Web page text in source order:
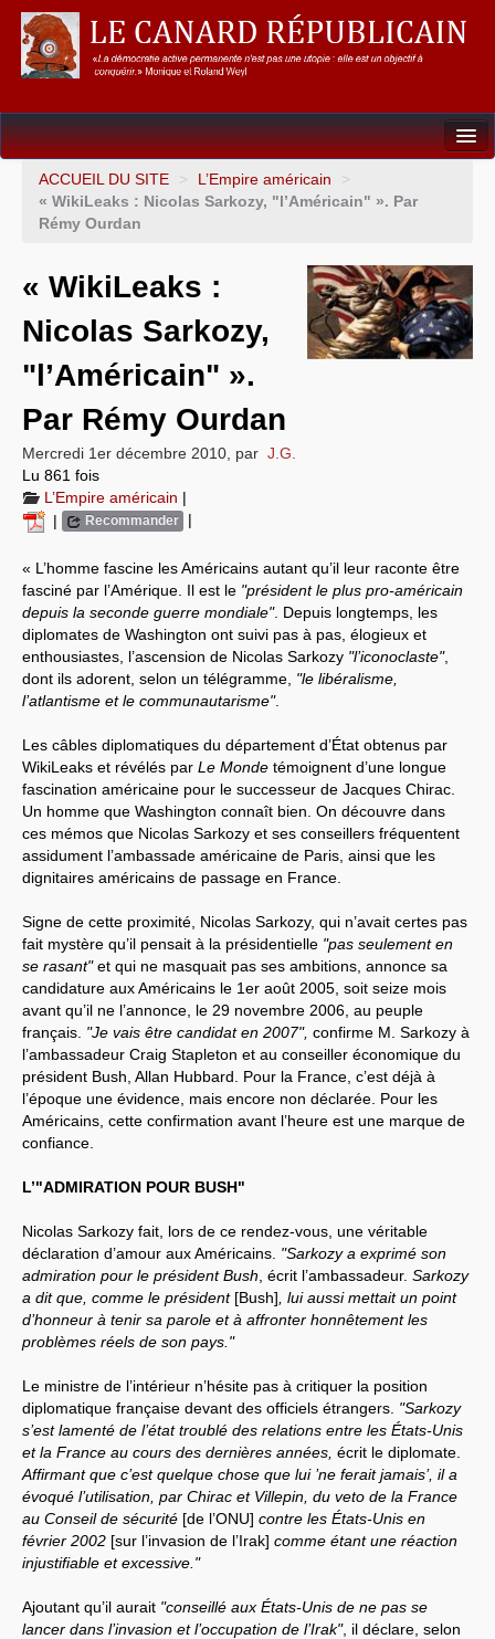
Dossiers
L’Union européenne
Gouvernance mondiale & mondialisation
L’Empire américain
Systèmes & société sous contrôle
Nouvelles de l’antirépublique
Crises "Covid-19 & H1N1"
Guerre en Ukraine
ACCUEIL DU SITE > L’Empire américain
>
« WikiLeaks : Nicolas Sarkozy, "l’Américain" ». Par
Rémy Ourdan
« WikiLeaks :
Nicolas Sarkozy,
"l’Américain" ».
Par Rémy Ourdan
Mercredi 1er décembre 2010 par J.G.
Lu 861 fois
L’Empire américain |
|
Recommander |
« L’homme fascine les Américains autant qu’il leur raconte être
fasciné par l’Amérique. Il est le "président le plus pro-américain
depuis la seconde guerre mondiale". Depuis longtemps, les
diplomates de Washington ont suivi pas à pas, élogieux et
enthousiastes, l’ascension de Nicolas Sarkozy "l’iconoclaste",
dont ils adorent, selon un télégramme, "le libéralisme,
l’atlantisme et le communautarisme".
Les câbles diplomatiques du département d’État obtenus par
WikiLeaks et révélés par Le Monde témoignent d’une longue
fascination américaine pour le successeur de Jacques Chirac.
Un homme que Washington connaît bien. On découvre dans
ces mémos que Nicolas Sarkozy et ses conseillers fréquentent
assidument l’ambassade américaine de Paris, ainsi que les
dignitaires américains de passage en France.
Signe de cette proximité, Nicolas Sarkozy, qui n’avait certes pas
fait mystère qu’il pensait à la présidentielle "pas seulement en
se rasant"et qui ne masquait pas ses ambitions, annonce sa
candidature aux Américains le 1er août 2005, soit seize mois
avant qu’il ne l’annonce, le 29 novembre 2006, au peuple
français. "Je vais être candidat en 2007", confirme M. Sarkozy à
l’ambassadeur Craig Stapleton et au conseiller économique du
président Bush, Allan Hubbard. Pour la France, c’est déjà à
l’époque une évidence, mais encore non déclarée. Pour les
Américains, cette confirmation avant l’heure est une marque de
confiance.
L’"ADMIRATION POUR BUSH"
Nicolas Sarkozy fait, lors de ce rendez-vous, une véritable
déclaration d’amour aux Américains. "Sarkozy a exprimé son
admiration pour le président Bush , écrit l’ambassadeur. Sarkozy
a dit que, comme le président[Bush] , lui aussi mettait un point
d’honneur à tenir sa parole et à affronter honnêtement les
problèmes réels de son pays."
Le ministre de l’intérieur n’hésite pas à critiquer la position
diplomatique française devant des officiels étrangers. "Sarkozy
s’est lamenté de l’état troublé des relations entre les États-Unis
et la France au cours des dernières années, écrit le diplomate.
Affirmant que c’est quelque chose que lui ’ne ferait jamais’, il a
évoqué l’utilisation, par Chirac et Villepin, du veto de la France
au Conseil de sécurité [de l’ONU] contre les États-Unis en
février 2002 [sur l’invasion de l’Irak] comme étant une réaction
injustifiable et excessive."
Ajoutant qu’il aurait "conseillé aux États-Unis de ne pas se
lancer dans l’invasion et l’occupation de l’Irak", il déclare, selon